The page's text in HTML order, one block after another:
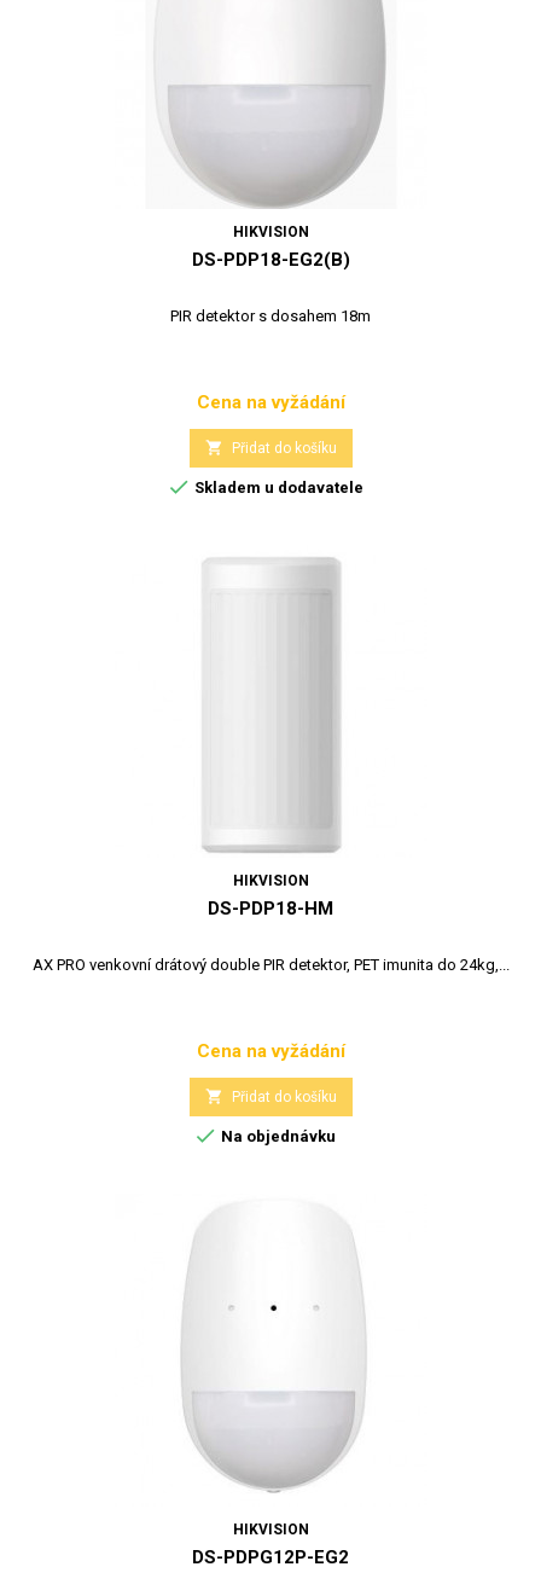
HIKVISION
DS-PDP18-EG2(B)
PIR detektor s dosahem 18m
Cena
Cena na vyžádání
 Přidat do košíku
 Skladem u dodavatele
HIKVISION
DS-PDP18-HM
AX PRO venkovní drátový double PIR detektor, PET imunita do 24kg,...
Cena
Cena na vyžádání
 Přidat do košíku
 Na objednávku
HIKVISION
DS-PDPG12P-EG2